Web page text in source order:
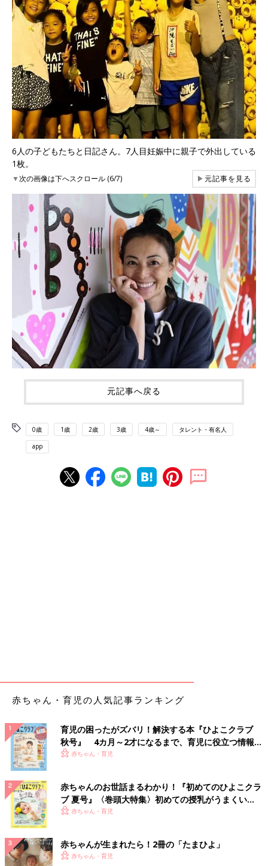
6人の子どもたちと日記さん。7人目妊娠中に親子で外出している
1枚。
▼次の画像は下へスクロール (6/7) ▶元記事を見る
元記事へ戻る
0歳 1歳 2歳 3歳 4歳～ タレント・有名人
app
赤ちゃん・育児の人気記事ランキング
育児の困ったがズバリ！解決する本『ひよこクラブ
秋号』 4カ月～2才になるまで、育児に役立つ情報が
いっぱい！
赤ちゃん・育児
赤ちゃんのお世話まるわかり！『初めてのひよこクラ
ブ 夏号』〈巻頭大特集〉初めての授乳がうまくい
く！ おっぱい・ミルクの基本と夏のトラブル 解決テ
赤ちゃん・育児
赤ちゃんが生まれたら！2冊の「たまひよ」
赤ちゃん・育児